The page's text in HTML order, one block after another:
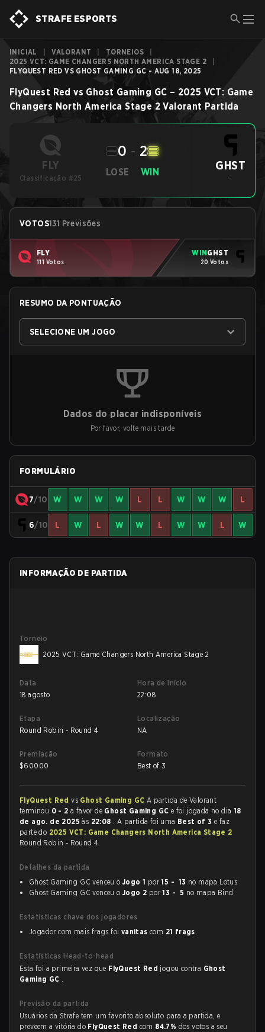
STRAFE ESPORTS
INICIAL VALORANT TORNEIOS
2025 VCT: GAME CHANGERS NORTH AMERICA STAGE 2
FLYQUEST RED VS GHOST GAMING GC - AUG 18, 2025
FlyQuest Red vs Ghost Gaming GC – 2025 VCT: Game
Changers North America Stage 2 Valorant Partida
FLY
Classificação #25
LOSE
0 - 2
WIN GHST
-
VOTOS131 Previsões
FLY
111 Votos
WINGHST
20 Votos
RESUMO DA PONTUAÇÃO
SELECIONE UM JOGO
Dados do placar indisponíveis
Por favor, volte mais tarde
FORMULÁRIO
7/10 W W W W L L W W W L
6/10 L W L W W L W W L W
INFORMAÇÃO DE PARTIDA
Torneio
2025 VCT: Game Changers North America Stage 2
Data
18 agosto
Hora de início
22:08
Etapa
Round Robin - Round 4
Localização
NA
Premiação
$60000
Formato
Best of 3
FlyQuest Redvs Ghost Gaming GC A partida de Valorant
terminou 0 - 2 a favor de Ghost Gaming GC e foi jogada no dia 18
de ago. de 2025às 22:08 . A partida foi uma Best of 3e faz
parte do 2025 VCT: Game Changers North America Stage 2
Round Robin - Round 4.
Detalhes da partida
Ghost Gaming GC venceu o Jogo 1 por15 - 13 no mapa Lotus
Ghost Gaming GC venceu o Jogo 2 por13 - 5 no mapa Bind
Estatísticas chave dos jogadores
Jogador com mais frags foi vanitas com 21 frags.
Estatísticas Head-to-head
Esta foi a primeira vez que FlyQuest Red jogou contra Ghost
Gaming GC .
Previsão da partida
Usuários da Strafe tem um favorito absoluto para a partida, e
preveem a vitória do FlyQuest Red com 84.7% dos votos a seu